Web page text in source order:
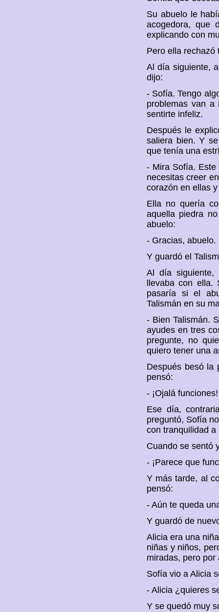
Su abuelo le
acogedora, que
explicando con
Pero ella rechazó
Al día siguiente,
dijo:
- Sofía. Tengo
problemas van a
sentirte infeliz.
Después le
saliera bien. Y
que tenía una
- Mira Sofía. Este
necesitas creer
corazón en ellas
Ella no quería
aquella piedra
abuelo:
- Gracias, abuelo.
Y guardó el
Al día siguiente,
llevaba con
pasaría si el
Talismán en su
- Bien Talismán.
ayudes en tres
pregunte, no
quiero tener una
Después besó la
pensó:
- ¡Ojalá funciones!
Ese día,
preguntó, Sofía
con tranquilidad
Cuando se sentó
- ¡Parece que
Y más tarde, al
pensó:
- Aún te queda
Y guardó de
Alicia era una
niñas y niños,
miradas, pero
Sofía vio a Alicia
- Alicia ¿quieres
Y se quedó muy